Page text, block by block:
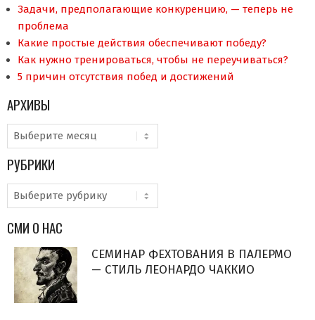
Задачи, предполагающие конкуренцию, — теперь не
проблема
Какие простые действия обеспечивают победу?
Как нужно тренироваться, чтобы не переучиваться?
5 причин отсутствия побед и достижений
АРХИВЫ
Архивы
РУБРИКИ
Рубрики
СМИ О НАС
СЕМИНАР ФЕХТОВАНИЯ В ПАЛЕРМО
— СТИЛЬ ЛЕОНАРДО ЧАККИО